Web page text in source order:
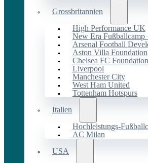
Grossbritannien
High Performance UK
New Era Fußballcamp
Arsenal Football
Aston Villa Foundation
Chelsea FC Foundation
Liverpool
Manchester City
West Ham United
Tottenham Hotspurs
Italien
Hochleistungs-
AC Milan
USA